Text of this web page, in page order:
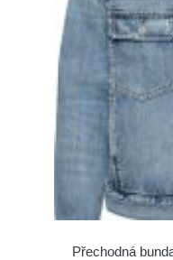
Přechodná